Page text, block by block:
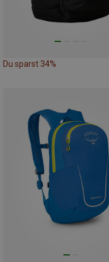
Du sparst 34%